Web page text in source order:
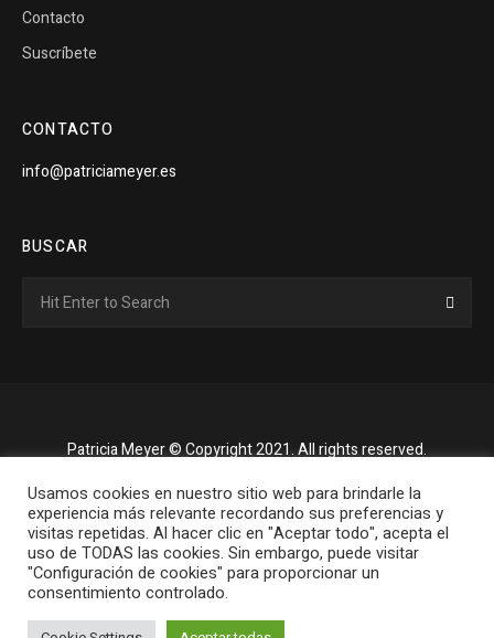
Contacto
Suscríbete
CONTACTO
info@patriciameyer.es
BUSCAR
for:
Patricia Meyer © Copyright 2021. All rights reserved.
Usamos cookies en nuestro sitio web para brindarle la
experiencia más relevante recordando sus preferencias y
visitas repetidas. Al hacer clic en "Aceptar todo", acepta el
uso de TODAS las cookies. Sin embargo, puede visitar
"Configuración de cookies" para proporcionar un
consentimiento controlado.